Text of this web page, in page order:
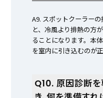
A9. スポットクーラー
と、冷風より排熱の方
ることになります。本
を室内に引き込むのが
Q10. 原因診断